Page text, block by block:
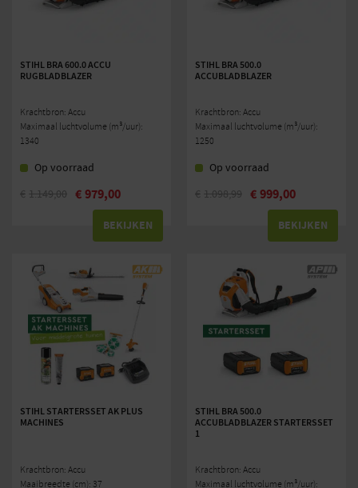
STIHL BRA 600.0 ACCU
RUGBLADBLAZER
Krachtbron: Accu
Maximaal luchtvolume (m³/uur):
1340
Op voorraad
€ 1.149,00 €979,00
BEKIJKEN
STIHL BRA 500.0
ACCUBLADBLAZER
Krachtbron: Accu
Maximaal luchtvolume (m³/uur):
1250
Op voorraad
€ 1.098,99 €999,00
BEKIJKEN
STIHL STARTERSSET AK PLUS
MACHINES
Krachtbron: Accu
Maaibreedte (cm): 37
STIHL BRA 500.0
ACCUBLADBLAZER STARTERSSET
1
Krachtbron: Accu
Maximaal luchtvolume (m³/uur):